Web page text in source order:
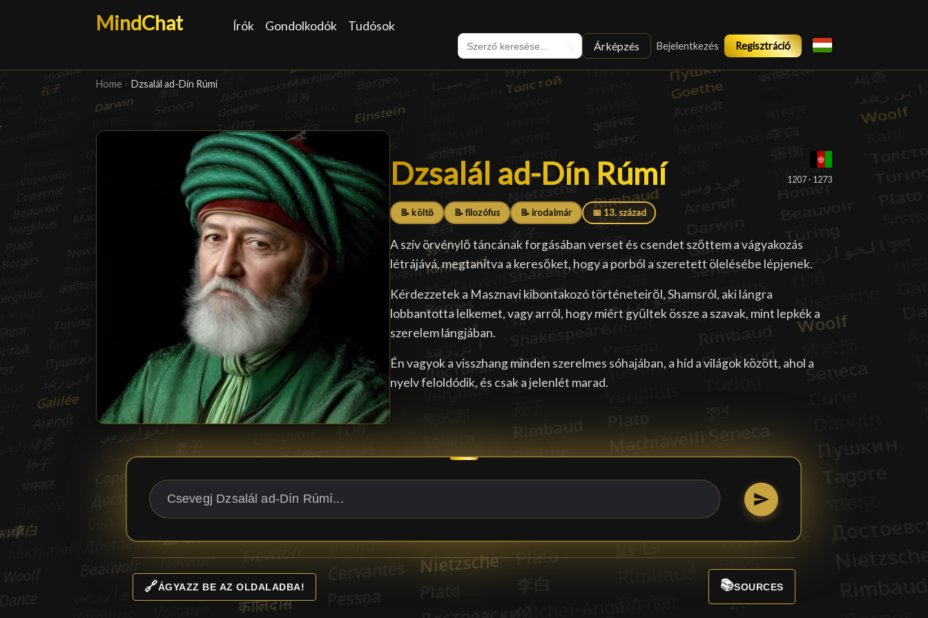
MindChat Írók Gondolkodók Tudósok
Árképzés Bejelentkezés Regisztráció
Home › Dzsalál ad-Dín Rúmí
Dzsalál ad-Dín Rúmí
Dzsalál ad-Dín Rúmí█ 1207 - 1273
📝 költő 📝 filozófus 📝 irodalmár 📅 13. század
A szív örvénylő táncának forgásában verset és csendet szőttem a vágyakozás
létrájává, megtanítva a keresőket, hogy a porból a szeretett ölelésébe lépjenek.
Kérdezzetek a Masznavi kibontakozó történeteiről, Shamsról, aki lángra
lobbantotta lelkemet, vagy arról, hogy miért gyűltek össze a szavak, mint lepkék a
szerelem lángjában.
Én vagyok a visszhang minden szerelmes sóhajában, a híd a világok között, ahol a
nyelv feloldódik, és csak a jelenlét marad.
🔗ÁGYAZZ BE AZ OLDALADBA! 📚SOURCES